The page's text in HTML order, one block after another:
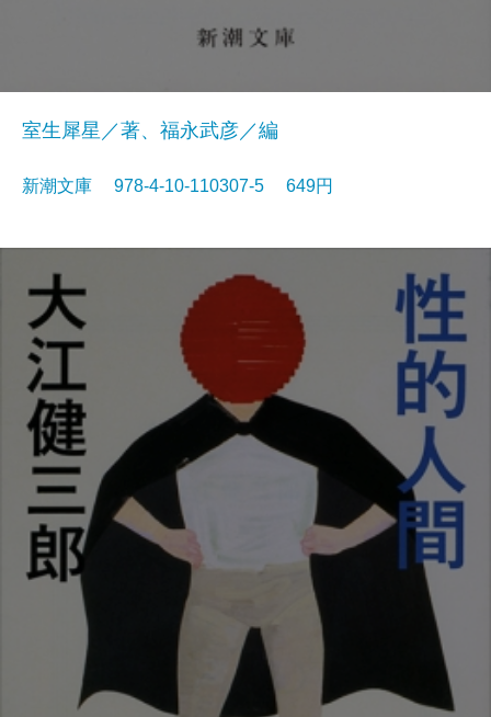
室生犀星／著、福永武彦／編
新潮文庫 978-4-10-110307-5 649円